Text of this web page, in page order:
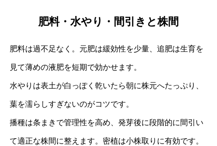
肥料・水やり・間引きと株間
肥料は過不足なく。元肥は緩効性を少量、追肥は生育を
見て薄めの液肥を短期で効かせます。
水やりは表土が白っぽく乾いたら朝に株元へたっぷり、
葉を濡らしすぎないのがコツです。
播種は条まきで管理性を高め、発芽後に段階的に間引い
て適正な株間に整えます。密植は小株取りに有効です。